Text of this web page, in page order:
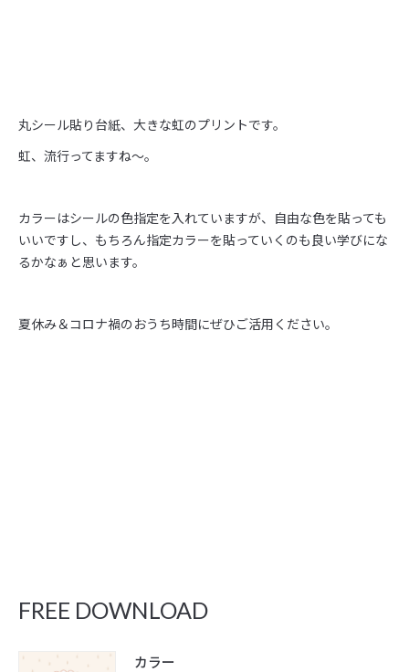
丸シール貼り台紙、大きな虹のプリントです。
虹、流行ってますね～。
カラーはシールの色指定を入れていますが、自由な色を貼っても
いいですし、もちろん指定カラーを貼っていくのも良い学びにな
るかなぁと思います。
夏休み＆コロナ禍のおうち時間にぜひご活用ください。
FREE DOWNLOAD
カラー